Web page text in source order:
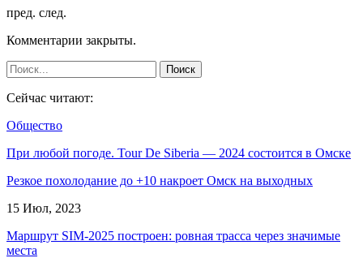
пред. след.
Комментарии закрыты.
Сейчас читают:
Общество
При любой погоде. Tour De Siberia — 2024 состоится в Омске
Резкое похолодание до +10 накроет Омск на выходных
15 Июл, 2023
Маршрут SIM-2025 построен: ровная трасса через значимые
места